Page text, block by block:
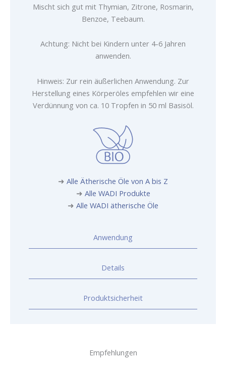
Mischt sich gut mit Thymian, Zitrone, Rosmarin,
Benzoe, Teebaum.
Achtung: Nicht bei Kindern unter 4-6 Jahren
anwenden.
Hinweis: Zur rein äußerlichen Anwendung. Zur
Herstellung eines Körperöles empfehlen wir eine
Verdünnung von ca. 10 Tropfen in 50 ml Basisöl.
➜ Alle Ätherische Öle von A bis Z
➜ Alle WADI Produkte
➜ Alle WADI ätherische Öle
Anwendung
Details
Produktsicherheit
Empfehlungen